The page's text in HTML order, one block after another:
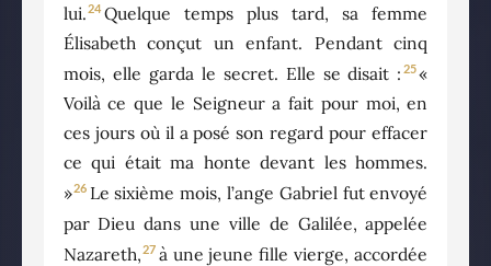
lui.24 Quelque temps plus tard, sa femme
Élisabeth conçut un enfant. Pendant cinq
mois, elle garda le secret. Elle se disait : 25«
Voilà ce que le Seigneur a fait pour moi, en
ces jours où il a posé son regard pour effacer
ce qui était ma honte devant les hommes.
»26 Le sixième mois, l’ange Gabriel fut envoyé
par Dieu dans une ville de Galilée, appelée
Nazareth,27 à une jeune fille vierge, accordée